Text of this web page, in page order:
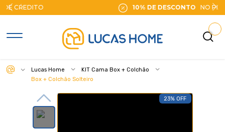
10% DE DESCONTONO PIX
Lucas Home
KIT Cama Box + Colchão
Box + Colchão Solteiro
23% OFF